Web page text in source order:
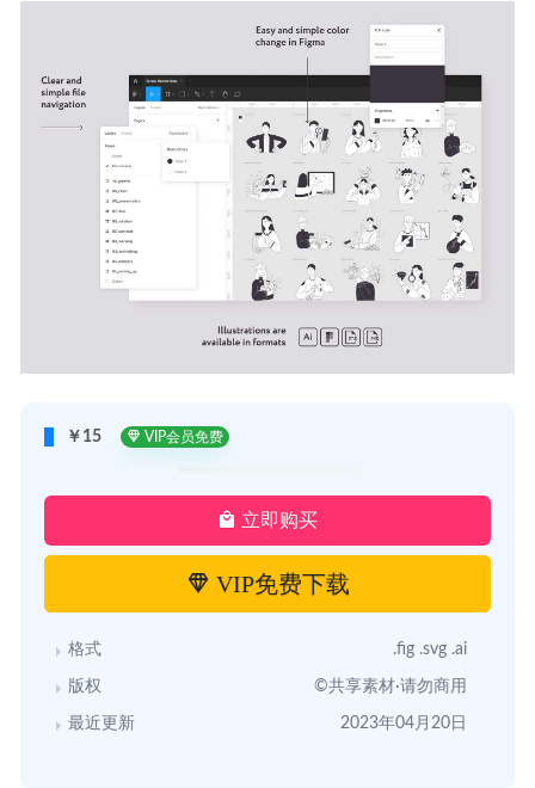
￥15 VIP会员免费
立即购买
VIP免费下载
格式 .fig .svg .ai
版权 ©共享素材·请勿商用
最近更新 2023年04月20日